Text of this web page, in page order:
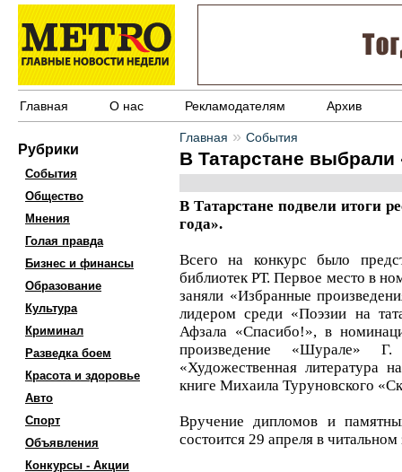
Главная О нас Рекламодателям Архив
Рубрики
События
Общество
Мнения
Голая правда
Бизнес и финансы
Образование
Культура
Криминал
Разведка боем
Красота и здоровье
Авто
Спорт
Объявления
Конкурсы - Акции
Главная » События
В Татарстане выбрали
В Татарстане подвели итоги
года».
Всего на конкурс было
библиотек РТ. Первое место в
заняли «Избранные
лидером среди «Поэзии на
Афзала «Спасибо!», в
произведение «Шурале»
«Художественная литература
книге Михаила Туруновского
Вручение дипломов и
состоится 29 апреля в